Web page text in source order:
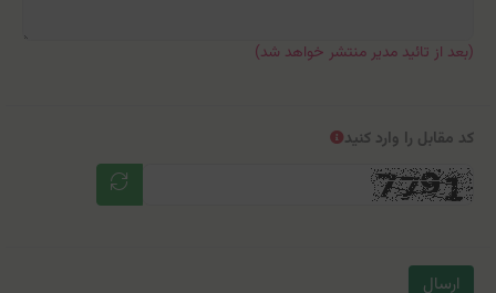
(بعد از تائید مدیر منتشر خواهد شد)
کد مقابل را وارد کنید
ارسال